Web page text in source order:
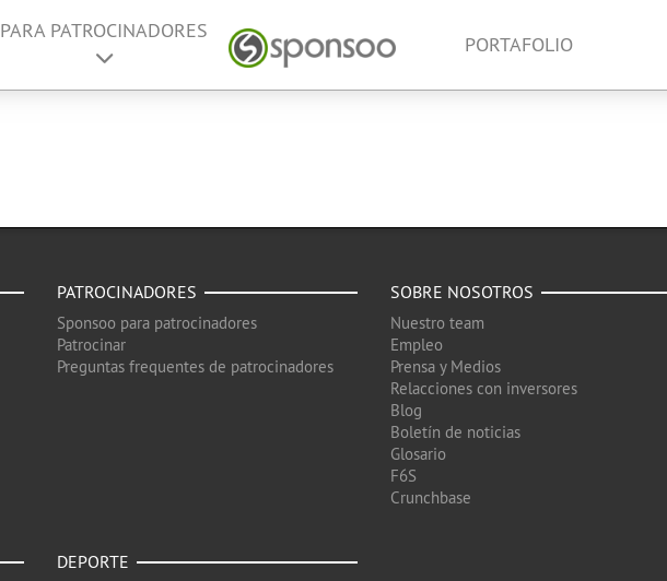
PARA PATROCINADORES
PORTAFOLIO
PATROCINADORES
Sponsoo para patrocinadores
Patrocinar
Preguntas frequentes de patrocinadores
SOBRE NOSOTROS
Nuestro team
Empleo
Prensa y Medios
Relacciones con inversores
Blog
Boletín de noticias
Glosario
F6S
Crunchbase
DEPORTE